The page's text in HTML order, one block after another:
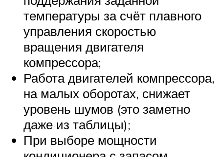
температуры за счёт плавного
управления скоростью
вращения двигателя
компрессора;
Работа двигателей компрессора,
на малых оборотах, снижает
уровень шумов (это заметно
даже из таблицы);
При выборе мощности